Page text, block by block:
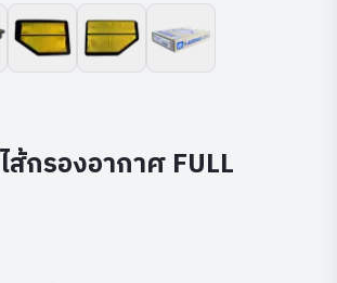
ส้กรองอากาศ FULL